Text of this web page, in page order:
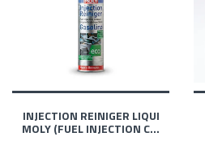
INJECTION REINIGER LIQUI
MOLY (FUEL INJECTION C...